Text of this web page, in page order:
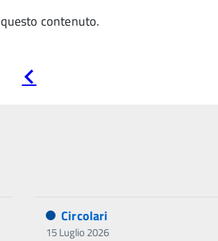
contenuto.
precedente
Circolari
15 Luglio 2026